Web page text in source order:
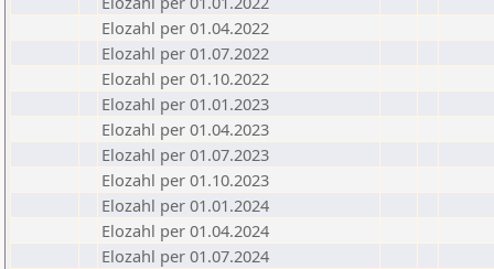
Elozahl per 01.04.2022
Elozahl per 01.07.2022
Elozahl per 01.10.2022
Elozahl per 01.01.2023
Elozahl per 01.04.2023
Elozahl per 01.07.2023
Elozahl per 01.10.2023
Elozahl per 01.01.2024
Elozahl per 01.04.2024
Elozahl per 01.07.2024